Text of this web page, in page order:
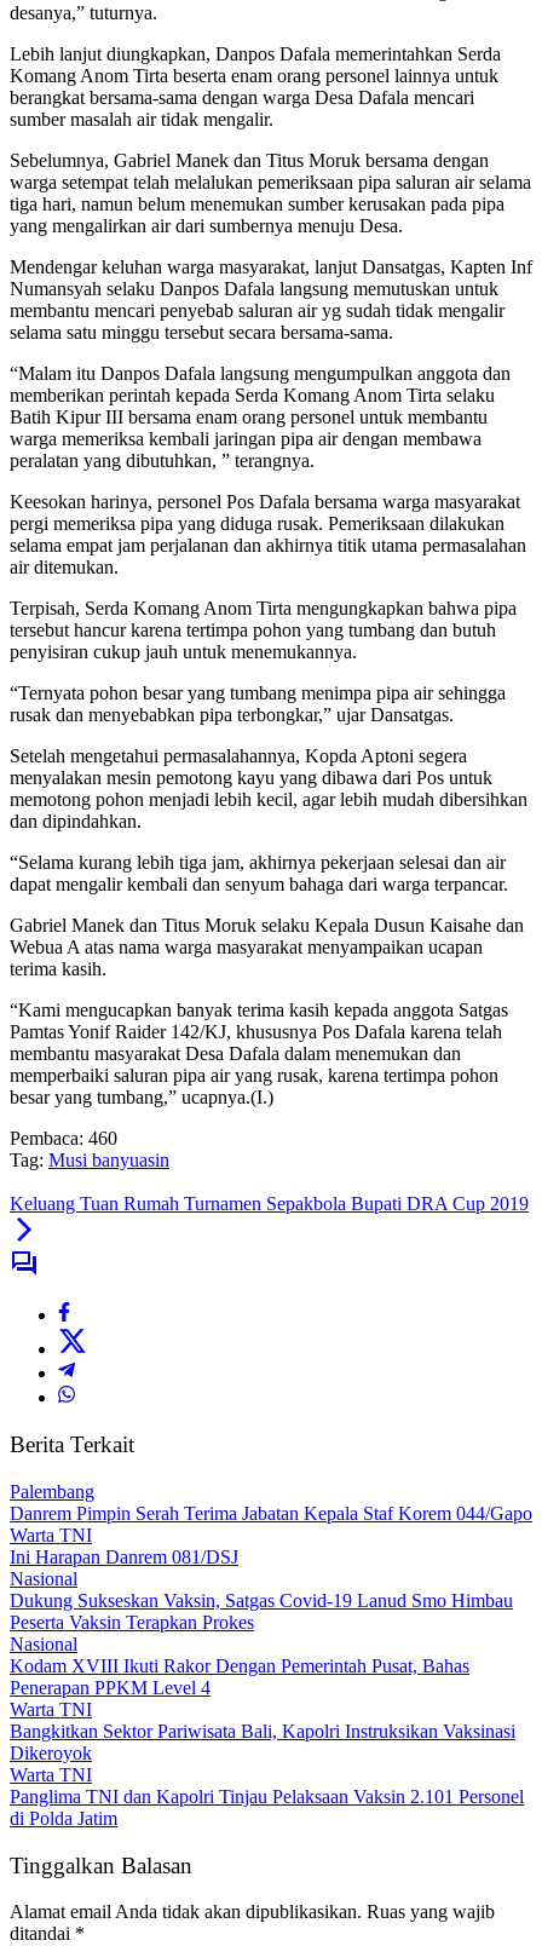
desanya,” tuturnya.
Lebih lanjut diungkapkan, Danpos Dafala memerintahkan Serda
Komang Anom Tirta beserta enam orang personel lainnya untuk
berangkat bersama-sama dengan warga Desa Dafala mencari
sumber masalah air tidak mengalir.
Sebelumnya, Gabriel Manek dan Titus Moruk bersama dengan
warga setempat telah melalukan pemeriksaan pipa saluran air selama
tiga hari, namun belum menemukan sumber kerusakan pada pipa
yang mengalirkan air dari sumbernya menuju Desa.
Mendengar keluhan warga masyarakat, lanjut Dansatgas, Kapten Inf
Numansyah selaku Danpos Dafala langsung memutuskan untuk
membantu mencari penyebab saluran air yg sudah tidak mengalir
selama satu minggu tersebut secara bersama-sama.
“Malam itu Danpos Dafala langsung mengumpulkan anggota dan
memberikan perintah kepada Serda Komang Anom Tirta selaku
Batih Kipur III bersama enam orang personel untuk membantu
warga memeriksa kembali jaringan pipa air dengan membawa
peralatan yang dibutuhkan, ” terangnya.
Keesokan harinya, personel Pos Dafala bersama warga masyarakat
pergi memeriksa pipa yang diduga rusak. Pemeriksaan dilakukan
selama empat jam perjalanan dan akhirnya titik utama permasalahan
air ditemukan.
Terpisah, Serda Komang Anom Tirta mengungkapkan bahwa pipa
tersebut hancur karena tertimpa pohon yang tumbang dan butuh
penyisiran cukup jauh untuk menemukannya.
“Ternyata pohon besar yang tumbang menimpa pipa air sehingga
rusak dan menyebabkan pipa terbongkar,” ujar Dansatgas.
Setelah mengetahui permasalahannya, Kopda Aptoni segera
menyalakan mesin pemotong kayu yang dibawa dari Pos untuk
memotong pohon menjadi lebih kecil, agar lebih mudah dibersihkan
dan dipindahkan.
“Selama kurang lebih tiga jam, akhirnya pekerjaan selesai dan air
dapat mengalir kembali dan senyum bahaga dari warga terpancar.
Gabriel Manek dan Titus Moruk selaku Kepala Dusun Kaisahe dan
Webua A atas nama warga masyarakat menyampaikan ucapan
terima kasih.
“Kami mengucapkan banyak terima kasih kepada anggota Satgas
Pamtas Yonif Raider 142/KJ, khususnya Pos Dafala karena telah
membantu masyarakat Desa Dafala dalam menemukan dan
memperbaiki saluran pipa air yang rusak, karena tertimpa pohon
besar yang tumbang,” ucapnya.(I.)
Pembaca: 460
Tag: Musi banyuasin
Keluang Tuan Rumah Turnamen Sepakbola Bupati DRA Cup 2019
Berita Terkait
Palembang
Danrem Pimpin Serah Terima Jabatan Kepala Staf Korem 044/Gapo
Warta TNI
Ini Harapan Danrem 081/DSJ
Nasional
Dukung Sukseskan Vaksin, Satgas Covid-19 Lanud Smo Himbau
Peserta Vaksin Terapkan Prokes
Nasional
Kodam XVIII Ikuti Rakor Dengan Pemerintah Pusat, Bahas
Penerapan PPKM Level 4
Warta TNI
Bangkitkan Sektor Pariwisata Bali, Kapolri Instruksikan Vaksinasi
Dikeroyok
Warta TNI
Panglima TNI dan Kapolri Tinjau Pelaksaan Vaksin 2.101 Personel
di Polda Jatim
Tinggalkan Balasan
Alamat email Anda tidak akan dipublikasikan. Ruas yang wajib
ditandai *